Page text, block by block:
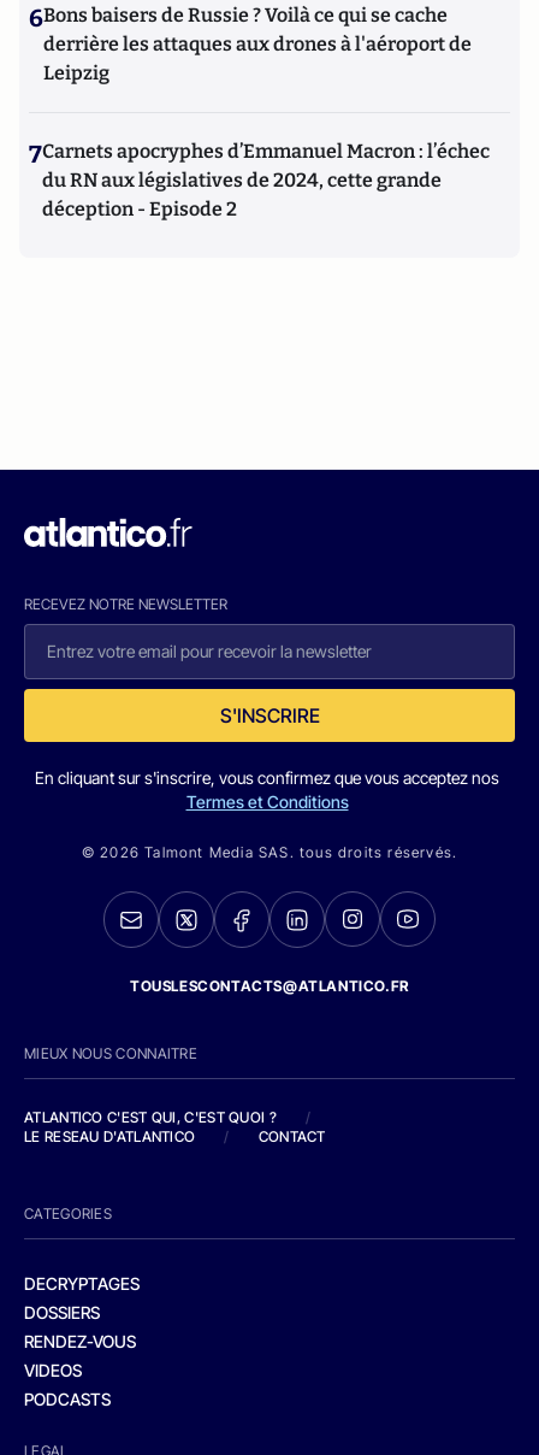
6Bons baisers de Russie ? Voilà ce qui se cache
derrière les attaques aux drones à l'aéroport de
Leipzig
7Carnets apocryphes d’Emmanuel Macron : l’échec
du RN aux législatives de 2024, cette grande
déception - Episode 2
RECEVEZ NOTRE NEWSLETTER
S'INSCRIRE
En cliquant sur s'inscrire, vous confirmez que vous acceptez nos
Termes et Conditions
© 2026 Talmont Media SAS. tous droits réservés.
TOUSLESCONTACTS@ATLANTICO.FR
MIEUX NOUS CONNAITRE
ATLANTICO C'EST QUI, C'EST QUOI ?
/
LE RESEAU D'ATLANTICO
/ CONTACT
CATEGORIES
DECRYPTAGES
DOSSIERS
RENDEZ-VOUS
VIDEOS
PODCASTS
LEGAL